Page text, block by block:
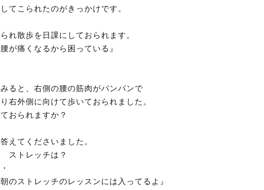
てこられたのがきっかけです。
れ散歩を日課にしておられます。
が痛くなるから困っている』
ると、右側の腰の筋肉がパンパンで
右外側に向けて歩いておられました。
おられますか？
えてくださいました。
ストレッチは？
のストレッチのレッスンには入ってるよ』